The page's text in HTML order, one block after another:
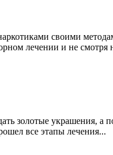
своими
лечении и не смотря
золотые украшения, а
все этапы лечения...